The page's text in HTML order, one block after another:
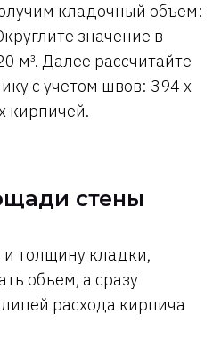
кладочный объем:
значение в
м³. Далее рассчитайте
с учетом швов: 394 х
кирпичей.
стены
толщину кладки,
объем, а сразу
расхода кирпича